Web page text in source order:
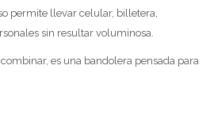
permite llevar celular, billetera,
sin resultar voluminosa.
es una bandolera pensada para